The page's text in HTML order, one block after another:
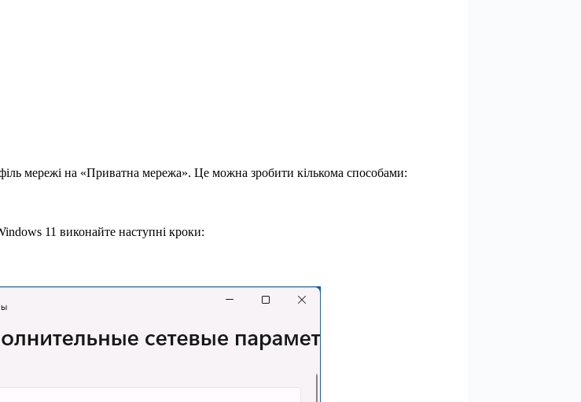
мережі на «Приватна мережа». Це можна зробити кількома способами:
11 виконайте наступні кроки: